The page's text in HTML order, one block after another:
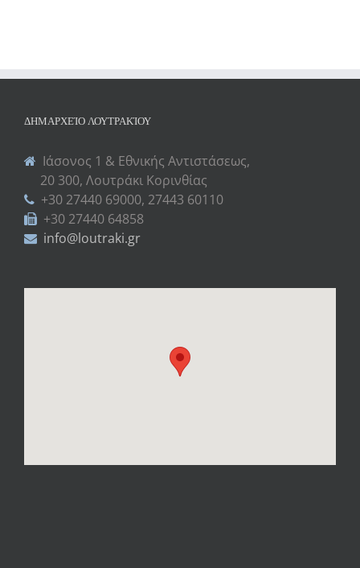
ΔΗΜΑΡΧΕΊΟ ΛΟΥΤΡΑΚΊΟΥ
Ιάσονος 1 & Εθνικής Αντιστάσεως,
20 300, Λουτράκι Κορινθίας
+30 27440 69000, 27443 60110
+30 27440 64858
info@loutraki.gr